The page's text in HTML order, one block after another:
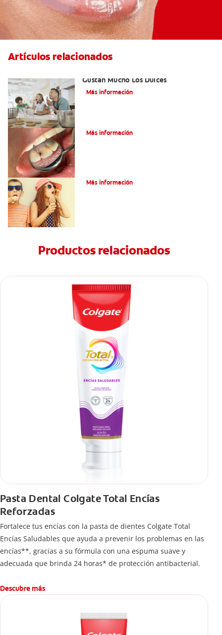
Artículos relacionados
Gustan Mucho Los Dulces
Más información
Más información
Más información
Productos relacionados
Pasta Dental Colgate Total Encías
Reforzadas
Fortalece tus encías con la pasta de dientes Colgate Total
Encías Saludables que ayuda a prevenir los problemas en las
encías**, gracias a su fórmula con una espuma suave y
adecuada que brinda 24 horas* de protección antibacterial.
Descubre más